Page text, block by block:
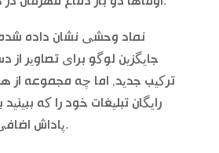
نماد وحشی نشان داده
جایگزین لوگو برای تصاویر
ترکیب جدید, اما چه مجموعه از
رایگان تبلیغات خود را که ببینید
پاداش اضافی در هر هفته است.